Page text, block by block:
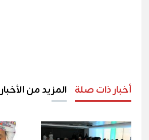
أخبار ذات صلة المزيد من الأخبار